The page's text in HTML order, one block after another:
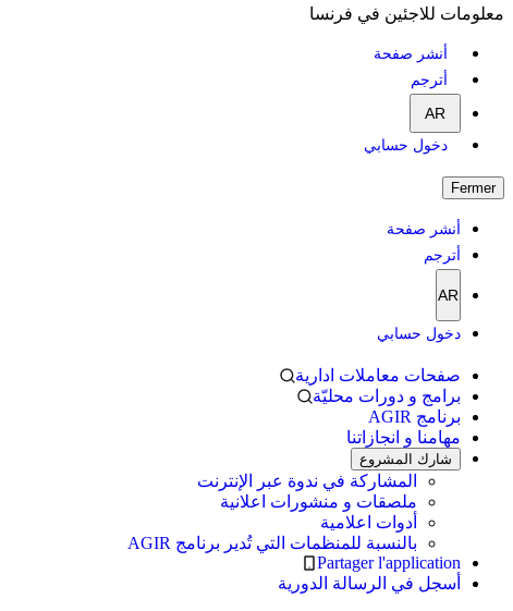
معلومات للاجئين في فرنسا
أنشر صفحة
أترجم
AR
دخول حسابي
Fermer
أنشر صفحة
أترجم
AR
دخول حسابي
صفحات معاملات ادارية
برامج و دورات محليّة
برنامج AGIR
مهامنا و انجازاتنا
شارك المشروع
المشاركة في ندوة عبر الإنترنت
ملصقات و منشورات اعلانية
أدوات اعلامية
بالنسبة للمنظمات التي تُدير برنامج AGIR
Partager l'application
أسجل في الرسالة الدورية